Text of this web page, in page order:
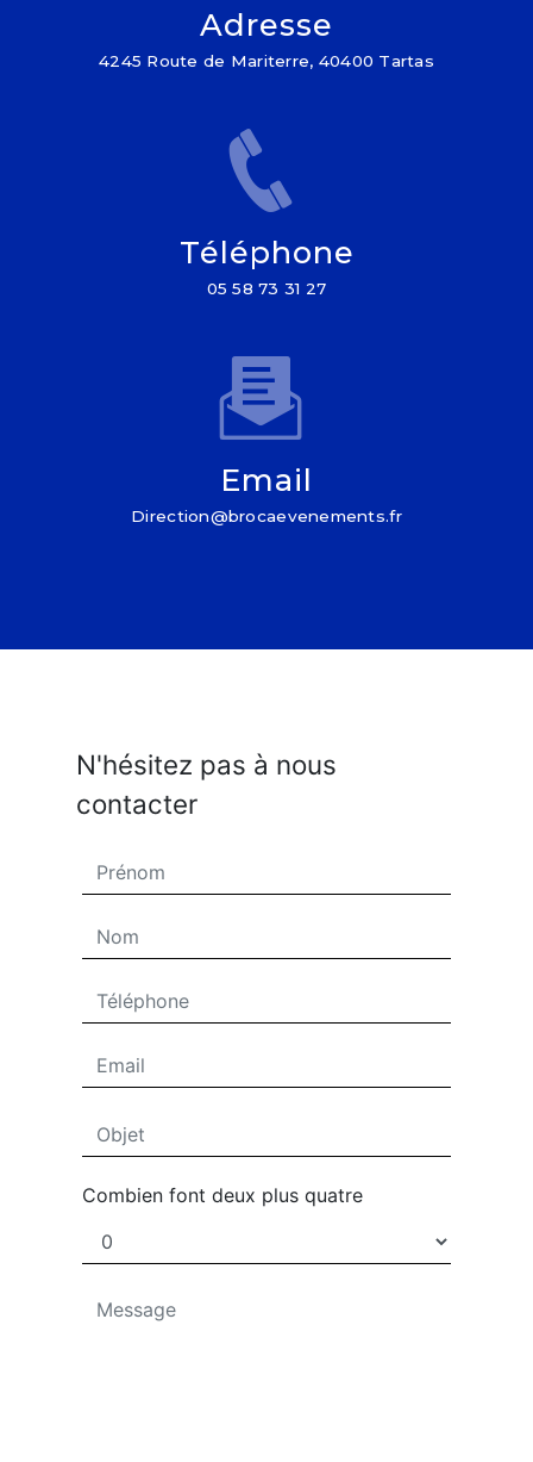
Adresse
4245 Route de Mariterre, 40400 Tartas
Téléphone
05 58 73 31 27
Email
direction@brocaevenements.fr
N'hésitez pas à nous
contacter
Combien font deux plus quatre